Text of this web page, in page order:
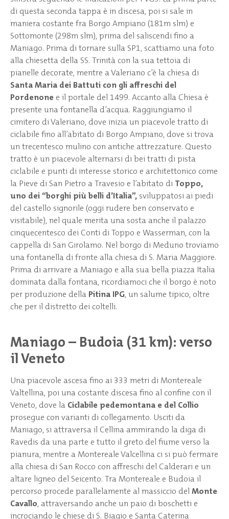
di questa seconda tappa è in discesa, poi si sale in
maniera costante fra Borgo Ampiano (181m slm) e
Sottomonte (298m slm), prima del saliscendi fino a
Maniago. Prima di tornare sulla SP1, scattiamo una foto
alla chiesetta della SS. Trinità con la sua tettoia di
pianelle decorate, mentre a Valeriano c’è la chiesa di
Santa Maria dei Battuti con gli affreschi del
Pordenone e il portale del 1499. Accanto alla Chiesa è
presente una fontanella d’acqua. Raggiungiamo il
cimitero di Valeriano, dove inizia un piacevole tratto di
ciclabile fino all’abitato di Borgo Ampiano, dove si trova
un trecentesco mulino con antiche attrezzature. Questo
tratto è un piacevole alternarsi di bei tratti di pista
ciclabile e punti di interesse storico e architettonico come
la Pieve di San Pietro a Travesio e l’abitato di Toppo,
uno dei “borghi più belli d’Italia”, sviluppatosi ai piedi
del castello signorile (oggi rudere ben conservato e
visitabile), nel quale merita una sosta anche il palazzo
cinquecentesco dei Conti di Toppo e Wasserman, con la
cappella di San Girolamo. Nel borgo di Meduno troviamo
una fontanella di fronte alla chiesa di S. Maria Maggiore.
Prima di arrivare a Maniago e alla sua bella piazza Italia
dominata dalla fontana, ricordiamoci che il borgo è noto
per produzione della Pitina IPG, un salume tipico, oltre
che per il distretto dei coltelli.
Maniago – Budoia (31 km): verso
il Veneto
Una piacevole ascesa fino ai 333 metri di Montereale
Valtellina, poi una costante discesa fino al confine con il
Veneto, dove la Ciclabile pedemontana e del Collio
prosegue con varianti di collegamento. Usciti da
Maniago, si attraversa il Cellina ammirando la diga di
Ravedis da una parte e tutto il greto del fiume verso la
pianura, mentre a Montereale Valcellina ci si può fermare
alla chiesa di San Rocco con affreschi del Calderari e un
altare ligneo del Seicento. Tra Montereale e Budoia il
percorso procede parallelamente al massiccio del Monte
Cavallo, attraversando anche un paio di boschetti e
incrociando le chiese di S. Biagio e Santa Caterina